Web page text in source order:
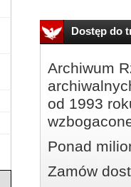
Dostęp do
Archiwum
od 1993
Ponad
Zamów